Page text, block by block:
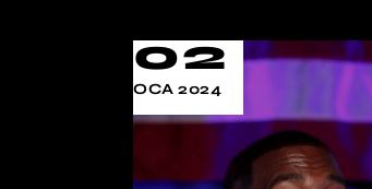
02
OCA 2024